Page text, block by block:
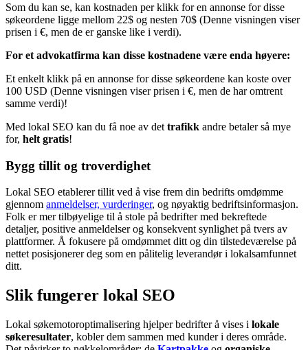
Som du kan se, kan kostnaden per klikk for en annonse for disse
søkeordene ligge mellom 22$ og nesten 70$ (Denne visningen viser
prisen i €, men de er ganske like i verdi).
For et advokatfirma kan disse kostnadene være enda høyere:
Et enkelt klikk på en annonse for disse søkeordene kan koste over
100 USD (Denne visningen viser prisen i €, men de har omtrent
samme verdi)!
Med lokal SEO kan du få noe av det trafikk andre betaler så mye
for, helt gratis!
Bygg tillit og troverdighet
Lokal SEO etablerer tillit ved å vise frem din bedrifts omdømme
gjennom anmeldelser, vurderinger, og nøyaktig bedriftsinformasjon.
Folk er mer tilbøyelige til å stole på bedrifter med bekreftede
detaljer, positive anmeldelser og konsekvent synlighet på tvers av
plattformer. Å fokusere på omdømmet ditt og din tilstedeværelse på
nettet posisjonerer deg som en pålitelig leverandør i lokalsamfunnet
ditt.
Slik fungerer lokal SEO
Lokal søkemotoroptimalisering hjelper bedrifter å vises i lokale
søkeresultater, kobler dem sammen med kunder i deres område.